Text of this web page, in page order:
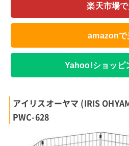
楽天市場
amazonで
Yahoo!ショッピ
アイリスオーヤマ (IRIS
PWC-628